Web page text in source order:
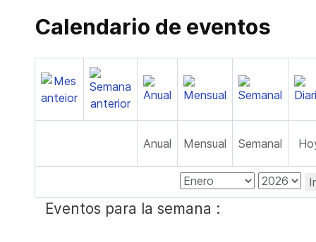
Calendario de eventos
Anual Mensual Semanal
Eventos para la semana :